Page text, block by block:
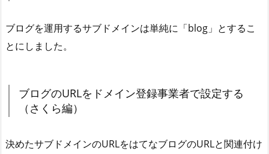
ブログを運用するサブドメインは単純に「blog」とするこ
とにしました。
ブログのURLをドメイン登録事業者で設定する
（さくら編）
決めたサブドメインのURLをはてなブログのURLと関連付け